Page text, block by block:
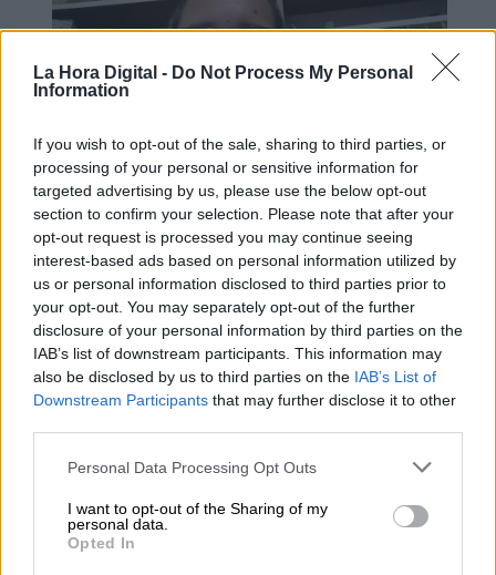
La Hora Digital - Do Not Process My Personal
Information
If you wish to opt-out of the sale, sharing to third parties, or
processing of your personal or sensitive information for
targeted advertising by us, please use the below opt-out
section to confirm your selection. Please note that after your
opt-out request is processed you may continue seeing
interest-based ads based on personal information utilized by
us or personal information disclosed to third parties prior to
your opt-out. You may separately opt-out of the further
disclosure of your personal information by third parties on the
IAB’s list of downstream participants. This information may
also be disclosed by us to third parties on the IAB’s List of
Downstream Participants that may further disclose it to other
Personal Data Processing Opt Outs
I want to opt-out of the Sharing of my
personal data.
Opted In
SEGMENTO VENEZUELA | Primer
análisis